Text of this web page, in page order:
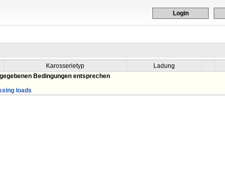
Login
Karosserietyp Ladung
Bedingungen entsprechen
loads